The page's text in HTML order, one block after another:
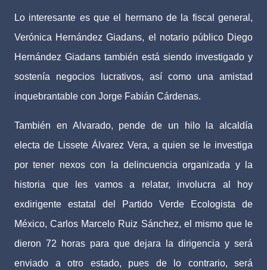
Lo interesante es que el hermano de la fiscal general,
Verónica Hernández Giadans, el notario público Diego
Hernández Giadans también está siendo investigado y
sostenía negocios lucrativos, así como una amistad
inquebrantable con Jorge Fabián Cárdenas.
También en Alvarado, pende de un hilo la alcaldía
electa de Lissete Álvarez Vera, a quien se le investiga
por tener nexos con la delincuencia organizada y la
historia que les vamos a relatar, involucra al hoy
exdirigente estatal del Partido Verde Ecologista de
México, Carlos Marcelo Ruiz Sánchez, el mismo que le
dieron 72 horas para que dejara la dirigencia y será
enviado a otro estado, pues de lo contrario, será